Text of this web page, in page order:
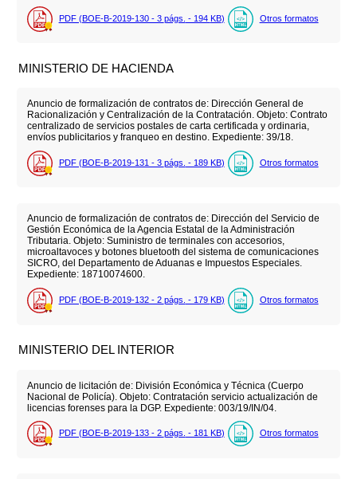
PDF (BOE-B-2019-130 - 3 págs. - 194 KB) Otros formatos
MINISTERIO DE HACIENDA
Anuncio de formalización de contratos de: Dirección General de
Racionalización y Centralización de la Contratación. Objeto: Contrato
centralizado de servicios postales de carta certificada y ordinaria,
envíos publicitarios y franqueo en destino. Expediente: 39/18.
PDF (BOE-B-2019-131 - 3 págs. - 189 KB) Otros formatos
Anuncio de formalización de contratos de: Dirección del Servicio de
Gestión Económica de la Agencia Estatal de la Administración
Tributaria. Objeto: Suministro de terminales con accesorios,
microaltavoces y botones bluetooth del sistema de comunicaciones
SICRO, del Departamento de Aduanas e Impuestos Especiales.
Expediente: 18710074600.
PDF (BOE-B-2019-132 - 2 págs. - 179 KB) Otros formatos
MINISTERIO DEL INTERIOR
Anuncio de licitación de: División Económica y Técnica (Cuerpo
Nacional de Policía). Objeto: Contratación servicio actualización de
licencias forenses para la DGP. Expediente: 003/19/IN/04.
PDF (BOE-B-2019-133 - 2 págs. - 181 KB) Otros formatos